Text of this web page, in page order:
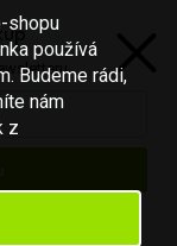
shopu
používá
Budeme rádi,
nám
z